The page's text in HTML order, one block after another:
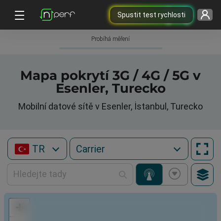
Spustit test rychlosti
Probíhá měření
Mapa pokrytí 3G / 4G / 5G v
Esenler, Turecko
Mobilní datové sítě v Esenler, İstanbul, Turecko
TR